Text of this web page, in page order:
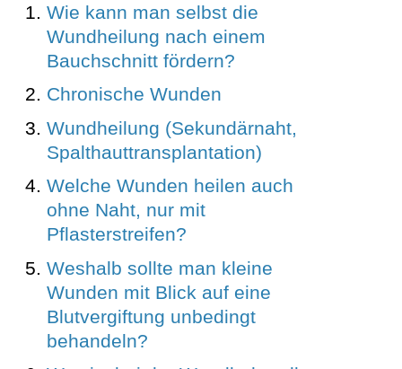
Wie kann man selbst die
Wundheilung nach einem
Bauchschnitt fördern?
Chronische Wunden
Wundheilung (Sekundärnaht,
Spalthauttransplantation)
Welche Wunden heilen auch
ohne Naht, nur mit
Pflasterstreifen?
Weshalb sollte man kleine
Wunden mit Blick auf eine
Blutvergiftung unbedingt
behandeln?